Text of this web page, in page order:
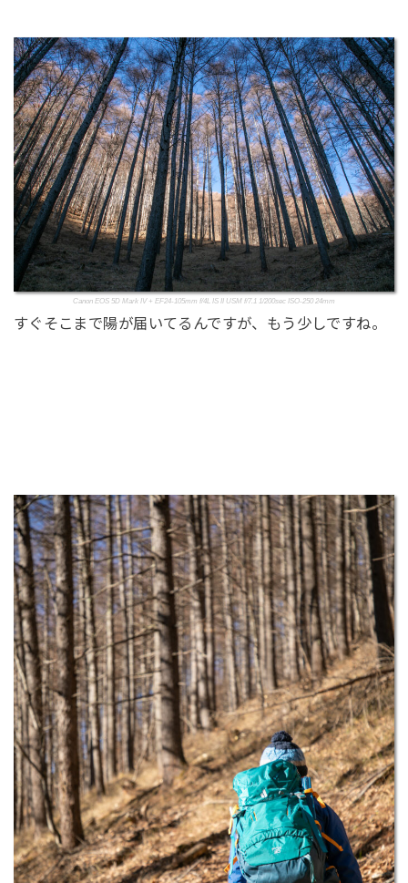
Canon EOS 5D Mark IV + EF24-105mm f/4L IS II USM f/7.1 1/200sec ISO-250 24mm
すぐそこまで陽が届いてるんですが、もう少しですね。